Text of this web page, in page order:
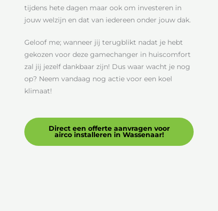
tijdens hete dagen maar ook om investeren in
jouw welzijn en dat van iedereen onder jouw dak.
Geloof me; wanneer jij terugblikt nadat je hebt
gekozen voor deze gamechanger in huiscomfort
zal jij jezelf dankbaar zijn! Dus waar wacht je nog
op? Neem vandaag nog actie voor een koel
klimaat!
Direct een offerte aanvragen voor
airco installeren in Wassenaar!